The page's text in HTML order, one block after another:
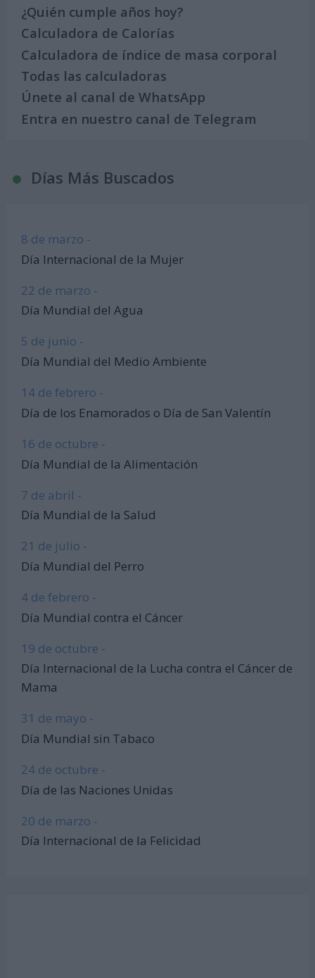
¿Quién cumple años hoy?
Calculadora de Calorías
Calculadora de índice de masa corporal
Todas las calculadoras
Únete al canal de WhatsApp
Entra en nuestro canal de Telegram
Días Más Buscados
8 de marzo -
Día Internacional de la Mujer
22 de marzo -
Día Mundial del Agua
5 de junio -
Día Mundial del Medio Ambiente
14 de febrero -
Día de los Enamorados o Día de San Valentín
16 de octubre -
Día Mundial de la Alimentación
7 de abril -
Día Mundial de la Salud
21 de julio -
Día Mundial del Perro
4 de febrero -
Día Mundial contra el Cáncer
19 de octubre -
Día Internacional de la Lucha contra el Cáncer de
Mama
31 de mayo -
Día Mundial sin Tabaco
24 de octubre -
Día de las Naciones Unidas
20 de marzo -
Día Internacional de la Felicidad